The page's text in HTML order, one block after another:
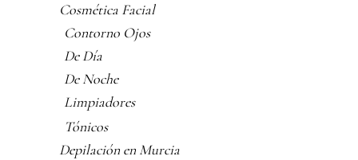
Cosmética Facial
Contorno Ojos
De Día
De Noche
Limpiadores
Tónicos
Depilación en Murcia